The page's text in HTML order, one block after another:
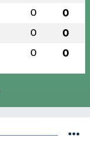
0 0
0 0
0 0